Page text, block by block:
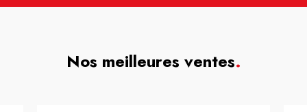
Nos meilleures ventes.